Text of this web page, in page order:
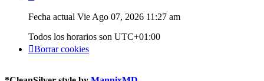
Fecha actual Vie Ago 07, 2026 11:27 am
Todos los horarios son UTC+01:00
Borrar cookies